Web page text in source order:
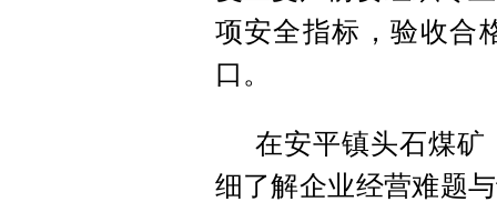
项安全指标，验收合
口。
在安平镇头石煤矿
细了解企业经营难题